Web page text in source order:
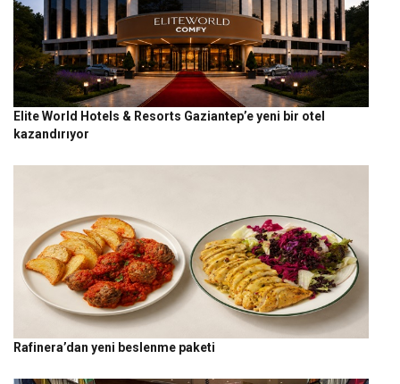
Elite World Hotels & Resorts Gaziantep’e yeni bir otel
kazandırıyor
Rafinera’dan yeni beslenme paketi